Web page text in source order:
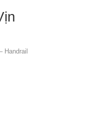
Handrail